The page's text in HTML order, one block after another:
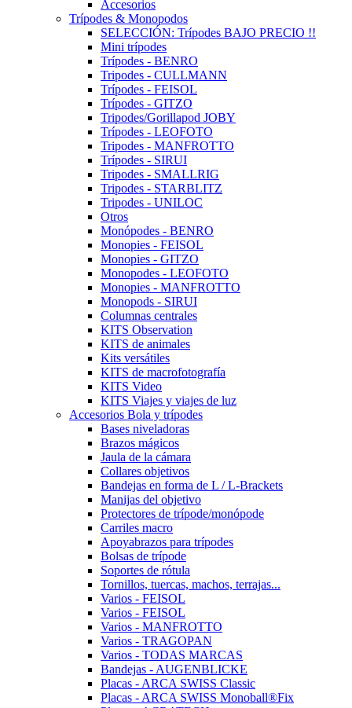
Accesorios
Trípodes & Monopodos
SELECCIÓN: Trípodes BAJO PRECIO !!
Mini trípodes
Trípodes - BENRO
Tripodes - CULLMANN
Trípodes - FEISOL
Trípodes - GITZO
Tripodes/Gorillapod JOBY
Trípodes - LEOFOTO
Tripodes - MANFROTTO
Trípodes - SIRUI
Tripodes - SMALLRIG
Tripodes - STARBLITZ
Tripodes - UNILOC
Otros
Monópodes - BENRO
Monopies - FEISOL
Monopies - GITZO
Monopodes - LEOFOTO
Monopies - MANFROTTO
Monopods - SIRUI
Columnas centrales
KITS Observation
KITS de animales
Kits versátiles
KITS de macrofotografía
KITS Video
KITS Viajes y viajes de luz
Accesorios Bola y trípodes
Bases niveladoras
Brazos mágicos
Jaula de la cámara
Collares objetivos
Bandejas en forma de L / L-Brackets
Manijas del objetivo
Protectores de trípode/monópode
Carriles macro
Apoyabrazos para trípodes
Bolsas de trípode
Soportes de rótula
Tornillos, tuercas, machos, terrajas...
Varios - FEISOL
Varios - FEISOL
Varios - MANFROTTO
Varios - TRAGOPAN
Varios - TODAS MARCAS
Bandejas - AUGENBLICKE
Placas - ARCA SWISS Classic
Placas - ARCA SWISS Monoball®Fix